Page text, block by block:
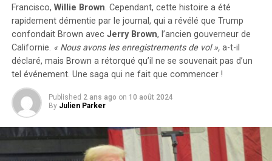
Francisco, Willie Brown. Cependant, cette histoire a été
rapidement démentie par le journal, qui a révélé que Trump
confondait Brown avec Jerry Brown, l’ancien gouverneur de
Californie. « Nous avons les enregistrements de vol »,a-t-il
déclaré, mais Brown a rétorqué qu’il ne se souvenait pas d’un
tel événement. Une saga qui ne fait que commencer !
Published 2 ans ago on 10 août 2024
By Julien Parker